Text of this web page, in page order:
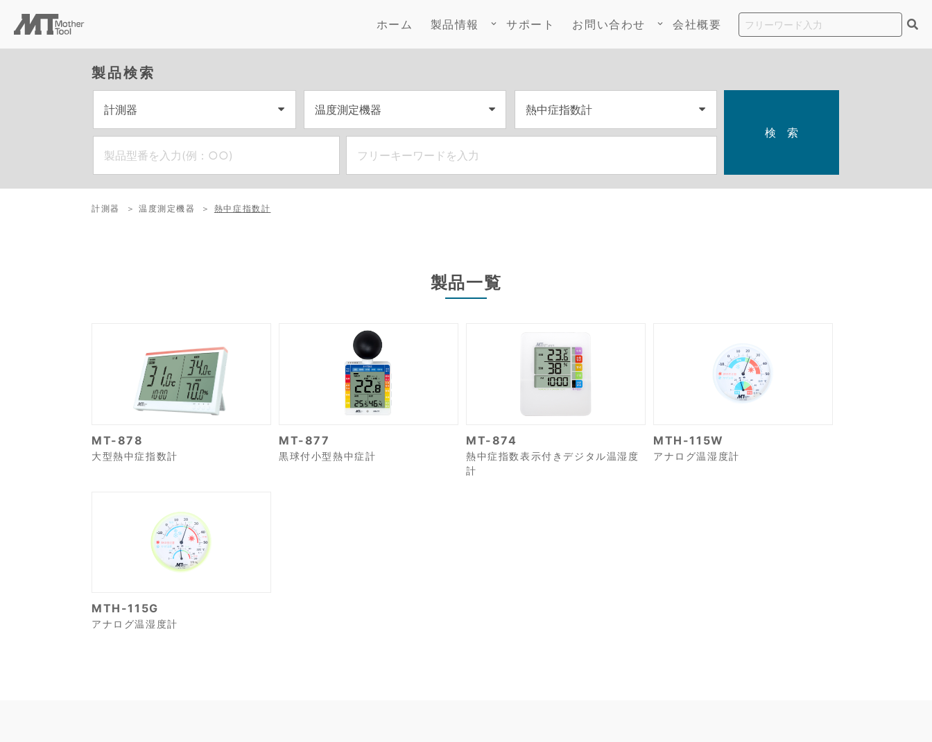
ホーム 製品情報 keyboard_arrow_down サポート お問い合わせ keyboard_arrow_down 会社概要
製品検索
検 索
計測器 温度測定機器 熱中症指数計
製品一覧
MT-878
大型熱中症指数計
MT-877
黒球付小型熱中症計
MT-874
熱中症指数表示付きデジタル温湿度
計
MTH-115W
アナログ温湿度計
MTH-115G
アナログ温湿度計